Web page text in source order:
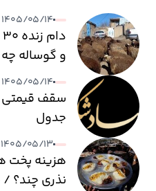
۱۴۰۵/۰۵/۱۴ ۱۳:۱۱
و گوساله چه
۱۴۰۵/۰۵/۱۴ ۱۳:۰۶
سقف
جدول
۱۴۰۵/۰۵/۱۳ ۱۸:۱۸
هزینه پخت
نذری چند؟